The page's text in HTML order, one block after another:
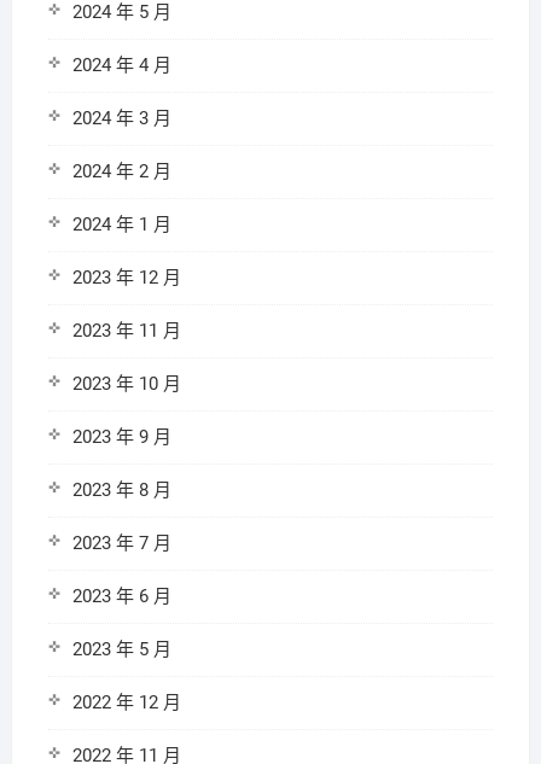
2024 年 5 月
2024 年 4 月
2024 年 3 月
2024 年 2 月
2024 年 1 月
2023 年 12 月
2023 年 11 月
2023 年 10 月
2023 年 9 月
2023 年 8 月
2023 年 7 月
2023 年 6 月
2023 年 5 月
2022 年 12 月
2022 年 11 月